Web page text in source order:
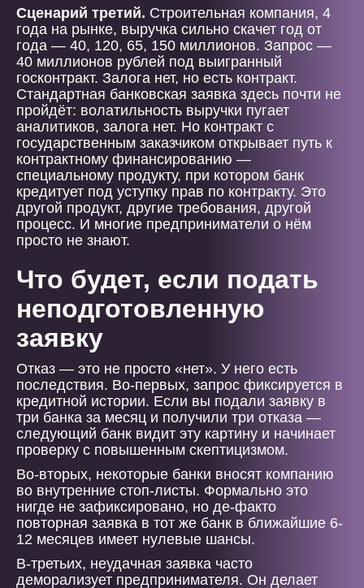
Сценарий третий. Строительная компания, 4
года на рынке, выручка сильно скачет год от
года — 40, 120, 65, 150 миллионов. Запрос —
40 миллионов рублей под выигранный
госконтракт. Залога нет, но есть контракт.
Стандартная банковская заявка здесь почти не
пройдёт: волатильность выручки пугает
аналитиков, залога нет. Но контракт с
государственным заказчиком открывает путь к
контрактному финансированию —
специальному продукту, при котором банк
кредитует под уступку прав по контракту. Это
другой продукт, другие требования, другой
процесс. И многие предприниматели о нём
просто не знают.
Что будет, если подать
неподготовленную
заявку
Отказ — это не просто «нет». У него есть
последствия. Во-первых, запрос фиксируется в
кредитной истории. Если вы подали заявку в
три банка за месяц и получили три отказа —
следующий банк видит эту картину и начинает
проверку с повышенным скептицизмом.
Во-вторых, некоторые банки вносят компанию
во внутренние стоп-листы. Формально это
нигде не зафиксировано, но де-факто
повторная заявка в тот же банк в ближайшие 6-
12 месяцев имеет нулевые шансы.
В-третьих, неудачная заявка часто
деморализует предпринимателя. Он делает